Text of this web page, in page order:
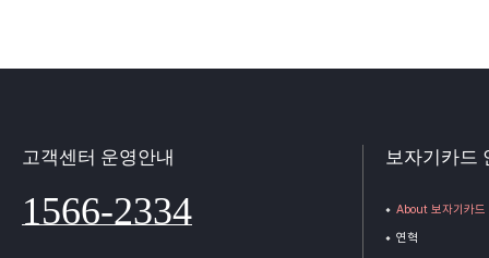
고객센터 운영안내
1566-2334
보자기카드
About 보자기카드
연혁